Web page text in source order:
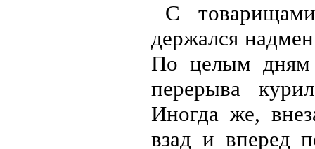
С
держался
По целым дням
перерыва
Иногда же,
взад и вперед